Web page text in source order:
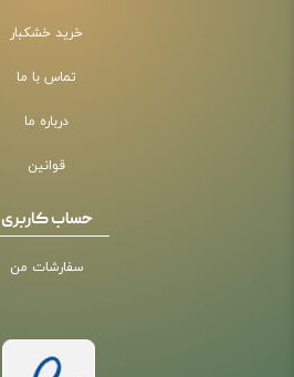
خرید خشکبار
تماس با ما
درباره ما
قوانین
حساب کاربری
سفارشات من